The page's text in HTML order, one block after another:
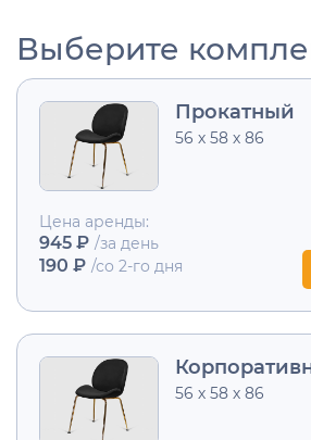
Выберите
Прокатный
56 х 58 х 86
Цена аренды:
945 ₽ /за день
190 ₽ /со 2-го дня
56 х 58 х 86